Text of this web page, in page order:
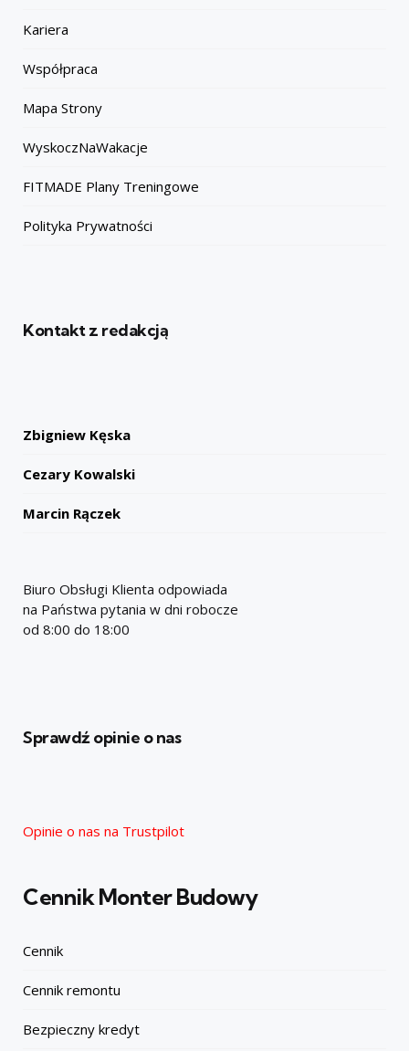
Kariera
Współpraca
Mapa Strony
WyskoczNaWakacje
FITMADE Plany Treningowe
Polityka Prywatności
Kontakt z redakcją
Zbigniew Kęska
Cezary Kowalski
Marcin Rączek
Biuro Obsługi Klienta odpowiada
na Państwa pytania w dni robocze
od 8:00 do 18:00
Sprawdź opinie o nas
Opinie o nas na Trustpilot
Cennik Monter Budowy
Cennik
Cennik remontu
Bezpieczny kredyt